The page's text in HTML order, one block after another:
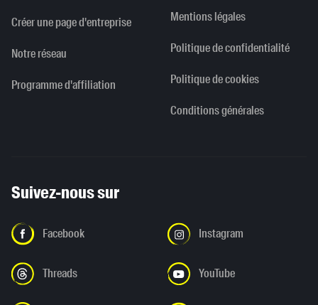
Créer une page d'entreprise
Notre réseau
Programme d'affiliation
Mentions légales
Politique de confidentialité
Politique de cookies
Conditions générales
Suivez-nous sur
Facebook Instagram
Threads YouTube